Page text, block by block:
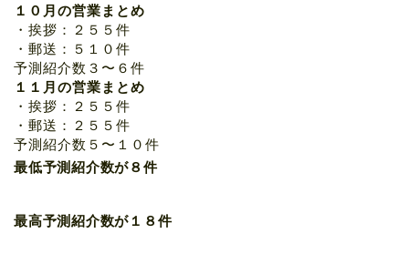
１０月の営業まとめ
・挨拶：２５５件
・郵送：５１０件
予測紹介数３〜６件
１１月の営業まとめ
・挨拶：２５５件
・郵送：２５５件
予測紹介数５〜１０件
最低予測紹介数が８件
最高予測紹介数が１８件